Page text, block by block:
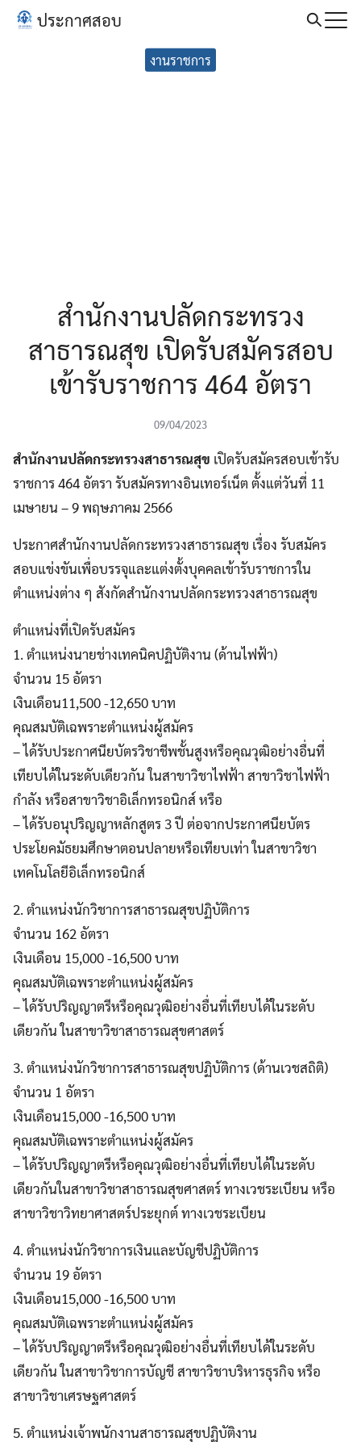
Skip
ประกาศสอบ
งานราชการ
สำนักงานปลัดกระทรวง
สาธารณสุข เปิดรับสมัครสอบ
เข้ารับราชการ 464 อัตรา
09/04/2023
สำนักงานปลัดกระทรวงสาธารณสุข เปิดรับสมัครสอบเข้ารับ
ราชการ 464 อัตรา รับสมัครทางอินเทอร์เน็ต ตั้งแต่วันที่ 11
เมษายน – 9 พฤษภาคม 2566
ประกาศสำนักงานปลัดกระทรวงสาธารณสุข เรื่อง รับสมัคร
สอบแข่งขันเพื่อบรรจุและแต่งตั้งบุคคลเข้ารับราชการใน
ตำแหน่งต่าง ๆ สังกัดสำนักงานปลัดกระทรวงสาธารณสุข
ตำแหน่งที่เปิดรับสมัคร
1. ตำแหน่งนายช่างเทคนิคปฏิบัติงาน (ด้านไฟฟ้า)
จำนวน 15 อัตรา
เงินเดือน11,500 -12,650 บาท
คุณสมบัติเฉพราะตำแหน่งผู้สมัคร
– ได้รับประกาศนียบัตรวิชาชีพชั้นสูงหรือคุณวุฒิอย่างอื่นที่
เทียบได้ในระดับเดียวกัน ในสาขาวิชาไฟฟ้า สาขาวิชาไฟฟ้า
กำลัง หรือสาขาวิชาอิเล็กทรอนิกส์ หรือ
– ได้รับอนุปริญญาหลักสูตร 3 ปี ต่อจากประกาศนียบัตร
ประโยคมัธยมศึกษาตอนปลายหรือเทียบเท่า ในสาขาวิชา
เทคโนโลยีอิเล็กทรอนิกส์
2. ตำแหน่งนักวิชาการสาธารณสุขปฏิบัติการ
จำนวน 162 อัตรา
เงินเดือน 15,000 -16,500 บาท
คุณสมบัติเฉพราะตำแหน่งผู้สมัคร
– ได้รับปริญญาตรีหรือคุณวุฒิอย่างอื่นที่เทียบได้ในระดับ
เดียวกัน ในสาขาวิชาสาธารณสุขศาสตร์
3. ตำแหน่งนักวิชาการสาธารณสุขปฏิบัติการ (ด้านเวชสถิติ)
จำนวน 1 อัตรา
เงินเดือน15,000 -16,500 บาท
คุณสมบัติเฉพราะตำแหน่งผู้สมัคร
– ได้รับปริญญาตรีหรือคุณวุฒิอย่างอื่นที่เทียบได้ในระดับ
เดียวกันในสาขาวิชาสาธารณสุขศาสตร์ ทางเวชระเบียน หรือ
สาขาวิชาวิทยาศาสตร์ประยุกต์ ทางเวชระเบียน
4. ตำแหน่งนักวิชาการเงินและบัญชีปฏิบัติการ
จำนวน 19 อัตรา
เงินเดือน15,000 -16,500 บาท
คุณสมบัติเฉพราะตำแหน่งผู้สมัคร
– ได้รับปริญญาตรีหรือคุณวุฒิอย่างอื่นที่เทียบได้ในระดับ
เดียวกัน ในสาขาวิชาการบัญชี สาขาวิชาบริหารธุรกิจ หรือ
สาขาวิชาเศรษฐศาสตร์
5. ตำแหน่งเจ้าพนักงานสาธารณสุขปฏิบัติงาน